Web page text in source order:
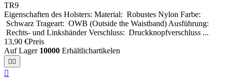
TR9
Eigenschaften des Holsters: Material: Robustes Nylon Farbe:
Schwarz Trageart: OWB (Outside the Waistband) Ausführung:
Rechts- und Linkshänder Verschluss: Druckknopfverschluss ...
13,90 €Preis
Auf Lager 10000 Erhältlichartikelen

